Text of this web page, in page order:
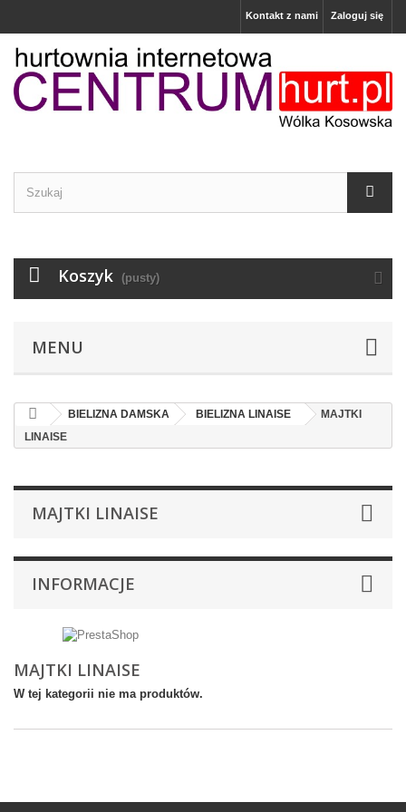
Zaloguj się
Kontakt z nami
Koszyk (pusty)
MENU
BIELIZNA DAMSKA BIELIZNA LINAISE
MAJTKI
LINAISE
MAJTKI LINAISE
INFORMACJE
MAJTKI LINAISE
W tej kategorii nie ma produktów.